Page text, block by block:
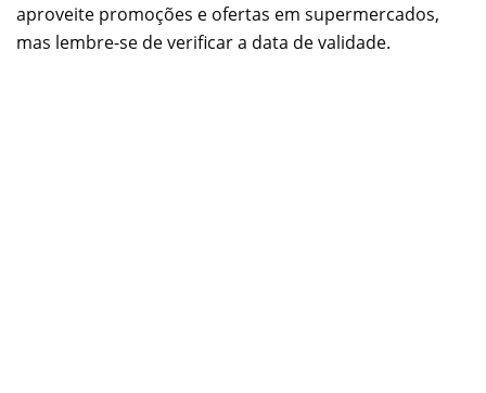
aproveite promoções e ofertas em supermercados,
mas lembre-se de verificar a data de validade.